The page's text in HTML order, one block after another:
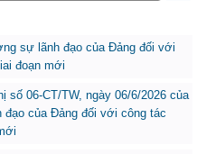
sự lãnh đạo của Đảng đối với
đoạn mới
số 06-CT/TW, ngày 06/6/2026 của
của Đảng đối với công tác